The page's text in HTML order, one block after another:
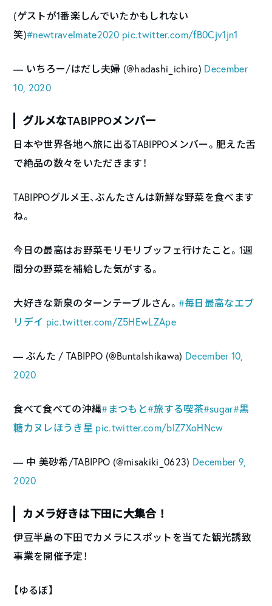
(ゲストが1番楽しんでいたかもしれない
笑)#newtravelmate2020 pic.twitter.com/fB0Cjv1jn1
— いちろー/はだし夫婦 (@hadashi_ichiro) December
10, 2020
グルメなTABIPPOメンバー
日本や世界各地へ旅に出るTABIPPOメンバー。肥えた舌
で絶品の数々をいただきます！
TABIPPOグルメ王、ぶんたさんは新鮮な野菜を食べます
ね。
今日の最高はお野菜モリモリブッフェ行けたこと。1週
間分の野菜を補給した気がする。
大好きな新泉のターンテーブルさん。 #毎日最高なエブ
リデイ pic.twitter.com/Z5HEwLZApe
— ぶんた / TABIPPO (@BuntaIshikawa) December 10,
2020
食べて食べての沖縄#まつもと#旅する喫茶#sugar#黒
糖カヌレほうき星 pic.twitter.com/blZ7XoHNcw
— 中 美砂希/TABIPPO (@misakiki_0623) December 9,
2020
カメラ好きは下田に大集合！
伊豆半島の下田でカメラにスポットを当てた観光誘致
事業を開催予定！
【ゆるぼ】